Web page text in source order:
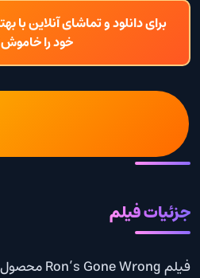
برای دانلود و تماشای آنلاین با
خود را
جزئیات فیلم